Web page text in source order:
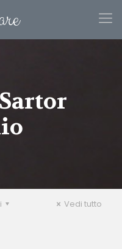
Vedi tutto